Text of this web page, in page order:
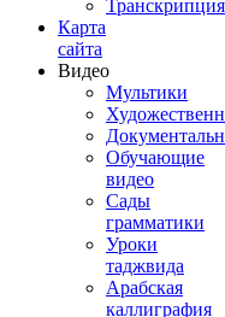
Транскрипция
Карта
сайта
Видео
Мультики
Обучающие
видео
Сады
грамматики
Уроки
таджвида
Арабская
каллиграфия